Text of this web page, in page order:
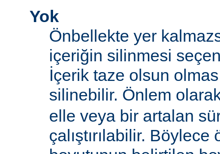
Yok
Önbellekte yer
içeriğin silinmesi
İçerik taze olsun
silinebilir. Önlem
elle veya bir artalan
çalıştırılabilir.